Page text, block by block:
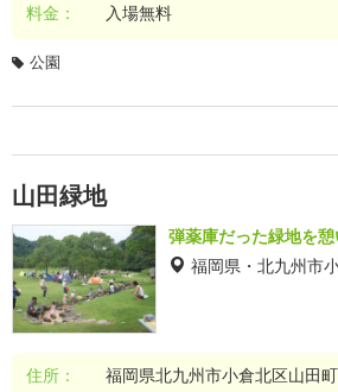
料金： 入場無料
公園
山田緑地
弾薬庫だった緑地を
福岡県・北九州市
住所：
福岡県北九州市小倉北区山田町